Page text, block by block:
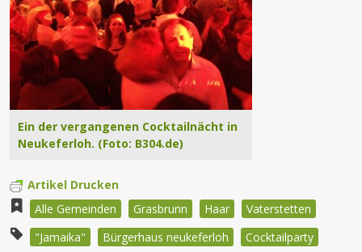
Ein der vergangenen Cocktailnächt in
Neukeferloh. (Foto: B304.de)
Artikel Drucken
Alle Gemeinden
Grasbrunn Haar
Vaterstetten
"Jamaika"
Bürgerhaus neukeferloh
Cocktailparty